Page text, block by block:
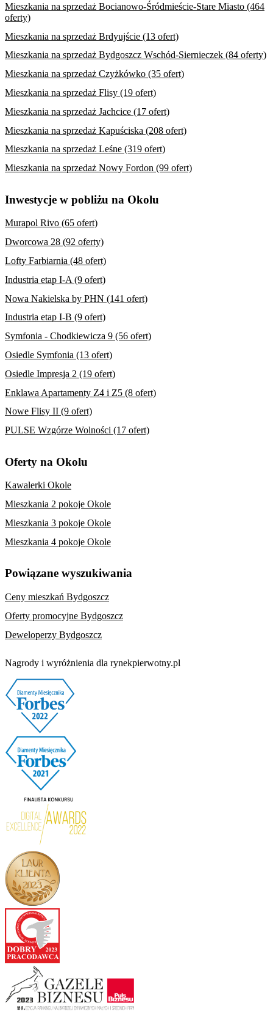
Mieszkania na sprzedaż Bocianowo-Śródmieście-Stare Miasto (464
oferty)
Mieszkania na sprzedaż Brdyujście (13 ofert)
Mieszkania na sprzedaż Bydgoszcz Wschód-Siernieczek (84 oferty)
Mieszkania na sprzedaż Czyżkówko (35 ofert)
Mieszkania na sprzedaż Flisy (19 ofert)
Mieszkania na sprzedaż Jachcice (17 ofert)
Mieszkania na sprzedaż Kapuściska (208 ofert)
Mieszkania na sprzedaż Leśne (319 ofert)
Mieszkania na sprzedaż Nowy Fordon (99 ofert)
Inwestycje w pobliżu na Okolu
Murapol Rivo (65 ofert)
Dworcowa 28 (92 oferty)
Lofty Farbiarnia (48 ofert)
Industria etap I-A (9 ofert)
Nowa Nakielska by PHN (141 ofert)
Industria etap I-B (9 ofert)
Symfonia - Chodkiewicza 9 (56 ofert)
Osiedle Symfonia (13 ofert)
Osiedle Impresja 2 (19 ofert)
Enklawa Apartamenty Z4 i Z5 (8 ofert)
Nowe Flisy II (9 ofert)
PULSE Wzgórze Wolności (17 ofert)
Oferty na Okolu
Kawalerki Okole
Mieszkania 2 pokoje Okole
Mieszkania 3 pokoje Okole
Mieszkania 4 pokoje Okole
Powiązane wyszukiwania
Ceny mieszkań Bydgoszcz
Oferty promocyjne Bydgoszcz
Deweloperzy Bydgoszcz
Nagrody i wyróżnienia dla rynekpierwotny.pl